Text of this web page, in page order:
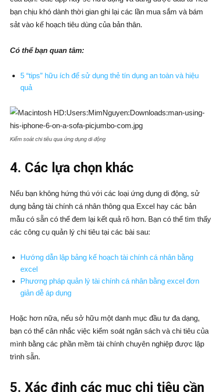
bạn chịu khó dành thời gian ghi lại các lần mua sắm và bám
sảt vào kế hoạch tiêu dùng của bản thân.
Có thể bạn quan tâm:
5 “tips” hữu ích để sử dụng thẻ tín dụng an toàn và hiệu
quả
Kiểm soát chi tiêu qua ứng dụng di động
4. Các lựa chọn khác
Nếu bạn không hứng thú với các loại ứng dụng di động, sử
dụng bảng tài chính cá nhân thông qua Excel hay các bản
mẫu có sẵn có thể đem lại kết quả rõ hơn. Bạn có thể tìm thấy
các công cụ quản lý chi tiêu tại các bài sau:
Hướng dẫn lập bảng kế hoạch tài chính cá nhân bằng
excel
Phương pháp quản lý tài chính cá nhân bằng excel đơn
giản dễ áp dụng
Hoặc hơn nữa, nếu sở hữu một danh mục đầu tư đa dạng,
bạn có thể cân nhắc việc kiểm soát ngân sách và chi tiêu của
mình bằng các phần mềm tài chính chuyên nghiệp được lập
trình sẵn.
5. Xác định các mục chi tiêu cần